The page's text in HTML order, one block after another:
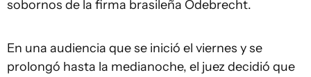
sobornos de la firma brasileña Odebrecht.
En una audiencia que se inició el viernes y se
prolongó hasta la medianoche, el juez decidió que